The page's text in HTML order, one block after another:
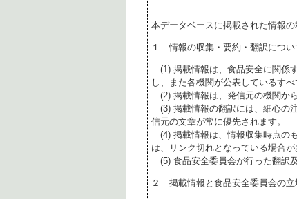
本データベースに掲載された情報
１ 情報の収集・要約・翻訳につい
(1) 掲載情報は、食品安全に関係
し、また各機関が公表しているす
(2) 掲載情報は、発信元の機関か
(3) 掲載情報の翻訳には、細心の
信元の文章が常に優先されます。
(4) 掲載情報は、情報収集時点の
は、リンク切れとなっている場合が
(5) 食品安全委員会が行った翻訳
２ 掲載情報と食品安全委員会の立